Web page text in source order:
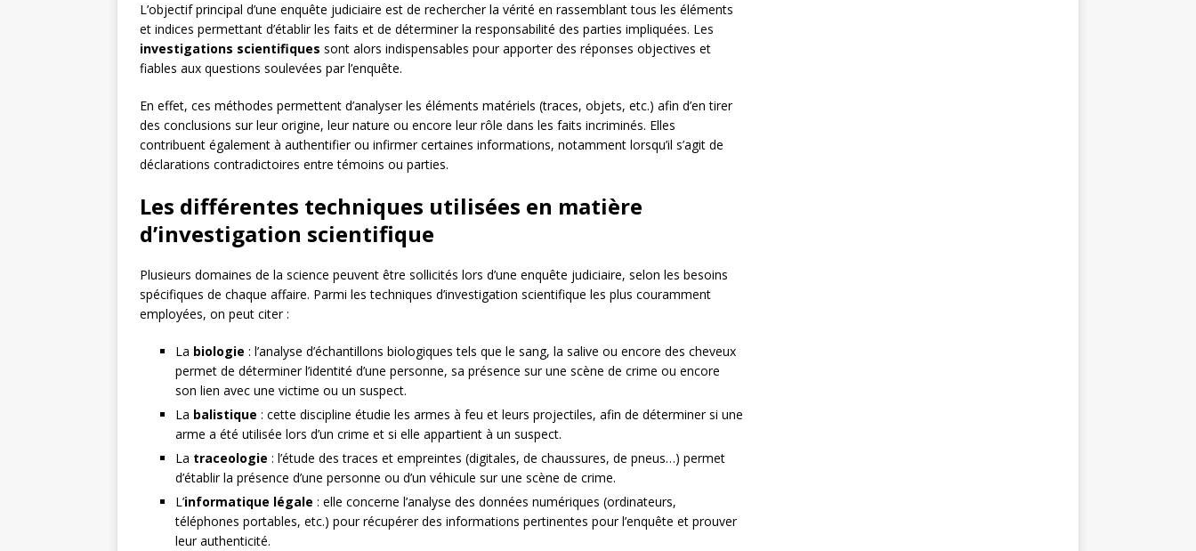
L’objectif principal d’une enquête judiciaire est de rechercher la vérité en rassemblant tous les éléments
et indices permettant d’établir les faits et de déterminer la responsabilité des parties impliquées. Les
investigations scientifiques sont alors indispensables pour apporter des réponses objectives et
fiables aux questions soulevées par l’enquête.
En effet, ces méthodes permettent d’analyser les éléments matériels (traces, objets, etc.) afin d’en tirer
des conclusions sur leur origine, leur nature ou encore leur rôle dans les faits incriminés. Elles
contribuent également à authentifier ou infirmer certaines informations, notamment lorsqu’il s’agit de
déclarations contradictoires entre témoins ou parties.
Les différentes techniques utilisées en matière
d’investigation scientifique
Plusieurs domaines de la science peuvent être sollicités lors d’une enquête judiciaire, selon les besoins
spécifiques de chaque affaire. Parmi les techniques d’investigation scientifique les plus couramment
employées, on peut citer :
La biologie : l’analyse d’échantillons biologiques tels que le sang, la salive ou encore des cheveux
permet de déterminer l’identité d’une personne, sa présence sur une scène de crime ou encore
son lien avec une victime ou un suspect.
La balistique : cette discipline étudie les armes à feu et leurs projectiles, afin de déterminer si une
arme a été utilisée lors d’un crime et si elle appartient à un suspect.
La traceologie : l’étude des traces et empreintes (digitales, de chaussures, de pneus…) permet
d’établir la présence d’une personne ou d’un véhicule sur une scène de crime.
L’informatique légale : elle concerne l’analyse des données numériques (ordinateurs,
téléphones portables, etc.) pour récupérer des informations pertinentes pour l’enquête et prouver
leur authenticité.